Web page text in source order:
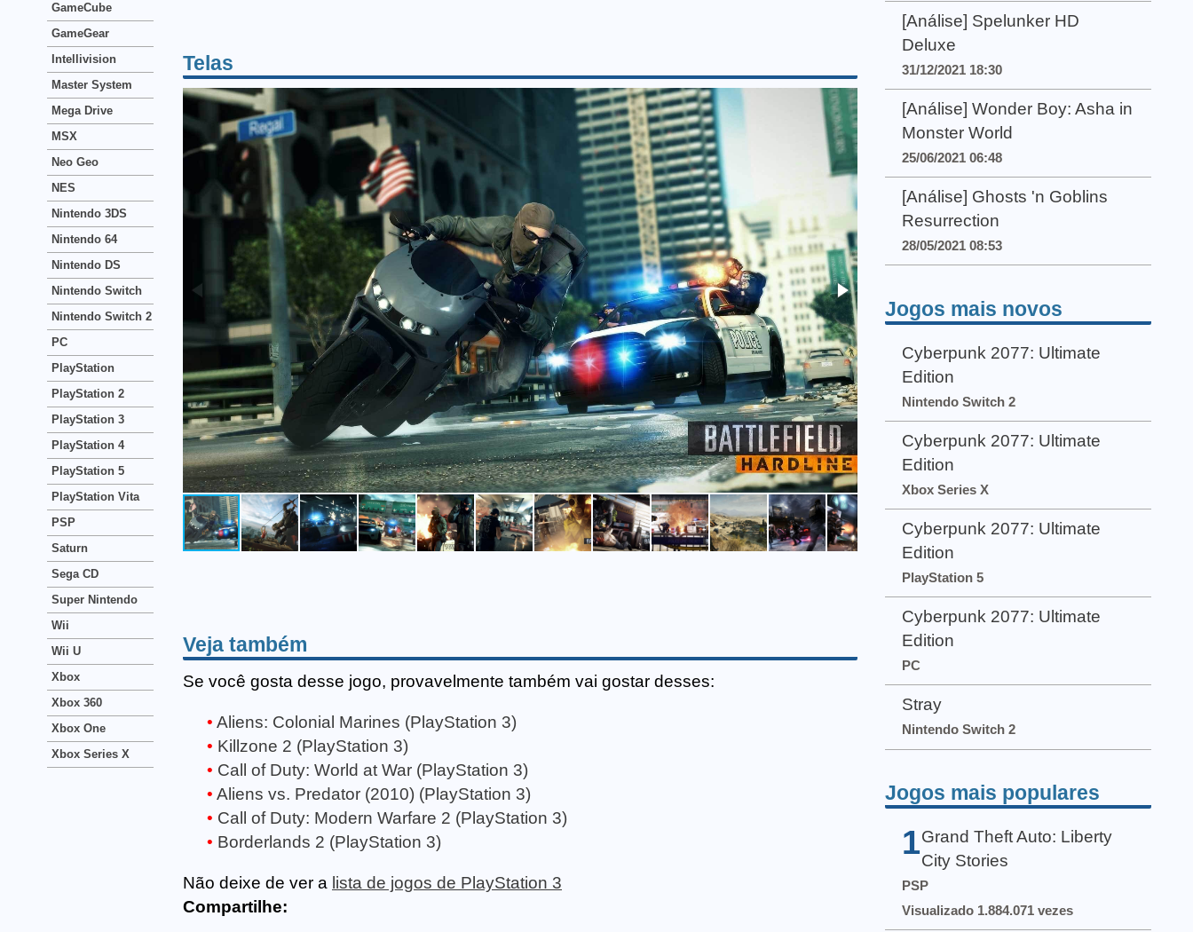
Telas
Veja também
Se você gosta desse jogo, provavelmente também vai gostar desses:
Aliens: Colonial Marines (PlayStation 3)
Killzone 2 (PlayStation 3)
Call of Duty: World at War (PlayStation 3)
Aliens vs. Predator (2010) (PlayStation 3)
Call of Duty: Modern Warfare 2 (PlayStation 3)
Borderlands 2 (PlayStation 3)
Não deixe de ver a lista de jogos de PlayStation 3
Compartilhe:
GameCube
GameGear
Intellivision
Master System
Mega Drive
MSX
Neo Geo
NES
Nintendo 3DS
Nintendo 64
Nintendo DS
Nintendo Switch
Nintendo Switch 2
PC
PlayStation
PlayStation 2
PlayStation 3
PlayStation 4
PlayStation 5
PlayStation Vita
PSP
Saturn
Sega CD
Super Nintendo
Wii
Wii U
Xbox
Xbox 360
Xbox One
Xbox Series X
[Análise] Spelunker HD
Deluxe
31/12/2021 18:30
[Análise] Wonder Boy: Asha in
Monster World
25/06/2021 06:48
[Análise] Ghosts 'n Goblins
Resurrection
28/05/2021 08:53
Jogos mais novos
Cyberpunk 2077: Ultimate
Edition
Nintendo Switch 2
Cyberpunk 2077: Ultimate
Edition
Xbox Series X
Cyberpunk 2077: Ultimate
Edition
PlayStation 5
Cyberpunk 2077: Ultimate
Edition
PC
Stray
Nintendo Switch 2
Jogos mais populares
1 Grand Theft Auto: Liberty
City Stories
PSP
Visualizado 1.884.071 vezes